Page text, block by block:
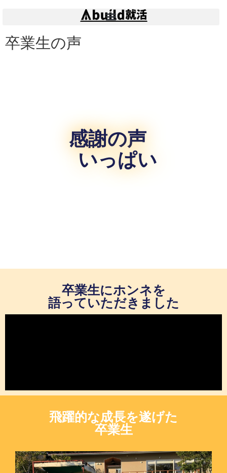
卒業生の声
感謝の声
いっぱい
卒業生にホンネを
語っていただきました
飛躍的な成長を遂げた
卒業生